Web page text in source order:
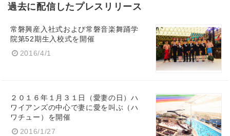
過去に配信したプレスリリース
常磐興産入社式および常磐音楽舞踊学
院第52期生入校式を開催
2016/4/1
２０１６年１月３１日（愛妻の日）ハ
ワイアンズの中心で妻に愛を叫ぶ（ハ
ワチュー）を開催
2016/1/27